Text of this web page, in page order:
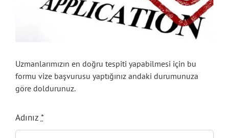
Uzmanlarımızın en doğru tespiti yapabilmesi için bu
formu vize başvurusu yaptığınız andaki durumunuza
göre doldurunuz.
Adınız *